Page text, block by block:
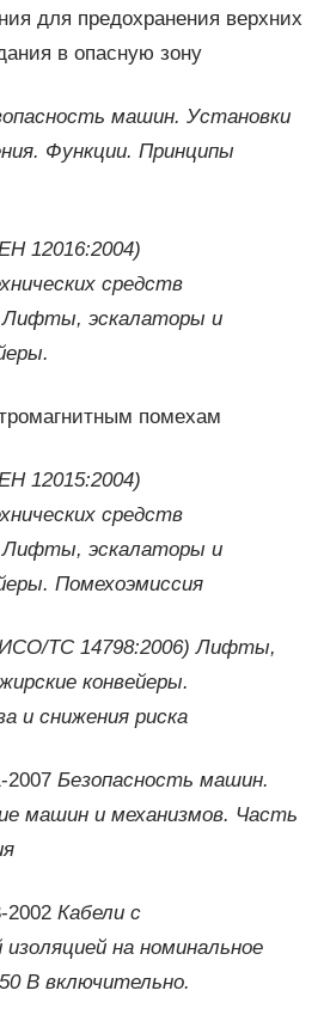
для предохранения верхних
в опасную зону
машин. Установки
Функции. Принципы
12016:2004)
средств
Лифты, эскалаторы и
помехам
12015:2004)
средств
Лифты, эскалаторы и
Помехоэмиссия
ТС 14798:2006) Лифты,
конвейеры.
и снижения риска
Безопасность машин.
машин и механизмов. Часть
Кабели с
изоляцией на номинальное
В включительно.